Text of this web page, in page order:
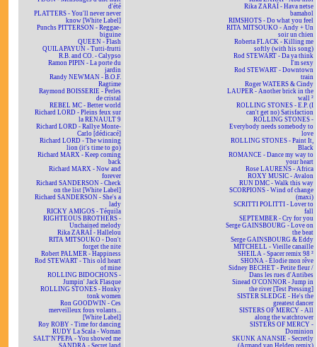
d'été
PLATTERS - You'll never never
know [White Label]
Punchs PITTERSON - Reggae-
biguine
QUEEN - Flash
QUILAPAYUN - Tutti-frutti
R.B. and CO. - Calypso
Ramon PIPIN - La porte du
jardin
Randy NEWMAN - B.O.F.
Ragtime
Raymond BOISSERIE - Perles
de cristal
REBEL MC - Better world
Richard LORD - Pleins feux sur
la RENAULT 9
Richard LORD - Rallye Monte-
Carlo [dédicacé]
Richard LORD - The winning
lion (it's time to go)
Richard MARX - Keep coming
back
Richard MARX - Now and
forever
Richard SANDERSON - Check
on the list [White Label]
Richard SANDERSON - She's a
lady
RICKY AMIGOS - Téquila
RIGHTEOUS BROTHERS -
Unchained melody
Rika ZARAÏ - Hallelou
RITA MITSOUKO - Don't
forget the nite
Robert PALMER - Happiness
Rod STEWART - This old heart
of mine
ROLLING BIDOCHONS -
Jumpin' Jack Flasque
ROLLING STONES - Honky
tonk women
Ron GOODWIN - Ces
merveilleux fous volants...
[White Label]
Roy ROBY - Time for dancing
RUDY La Scala - Woman
SALT'N'PEPA - You showed me
SANDRA - Secret land
Rika ZARAÏ - Hava netse
bamahol
RIMSHOTS - Do what you feel
RITA MITSOUKO - Andy + Un
soir un chien
Roberta FLACK - Killing me
softly (with his song)
Rod STEWART - Da ya think
I'm sexy
Rod STEWART - Downtown
train
Roger WATERS & Cindy
LAUPER - Another brick in the
wall ²
ROLLING STONES - E.P. (I
can't get no) Satisfaction
ROLLING STONES -
Everybody needs somebody to
love
ROLLING STONES - Paint It,
Black
ROMANCE - Dance my way to
your heart
Rose LAURENS - Africa
ROXY MUSIC - Avalon
RUN DMC - Walk this way
SCORPIONS - Wind of change
(maxi)
SCRITTI POLITTI - Lover to
fall
SEPTEMBER - Cry for you
Serge GAINSBOURG - Love on
the beat
Serge GAINSBOURG & Eddy
MITCHELL - Vieille canaille
SHEILA - Spacer remix 98 ²
SHONA - Elodie mon rêve
Sidney BECHET - Petite fleur /
Dans les rues d'Antibes
Sinead O'CONNOR - Jump in
the river [Test Pressing]
SISTER SLEDGE - He's the
greatest dancer
SISTERS OF MERCY - All
along the watchtower
SISTERS OF MERCY -
Dominion
SKUNK ANANSIE - Secretly
(Armand van Helden remix)